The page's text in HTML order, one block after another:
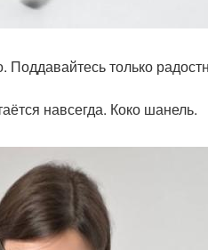
только
навсегда. Коко шанель.